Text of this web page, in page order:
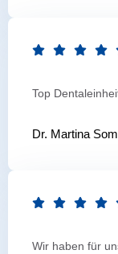
Top
Dr. Martina
Wir haben für